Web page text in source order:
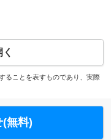
ることを表すものであり、実際
(無料)